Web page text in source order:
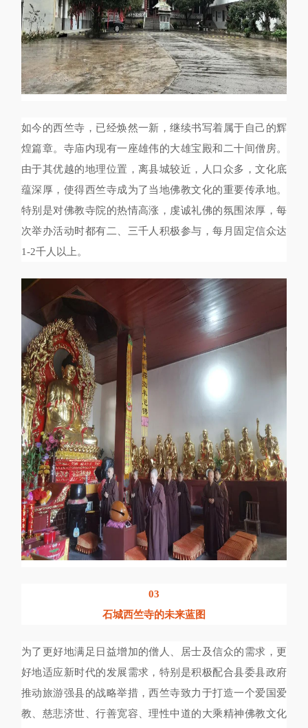
如今的西竺寺，已经焕然一新，继续书写着属于自己的辉
煌篇章。寺庙内现有一座雄伟的大雄宝殿和二十间僧房。
由于其优越的地理位置，离县城较近，人口众多，文化底
蕴深厚，使得西竺寺成为了当地佛教文化的重要传承地。
特别是对佛教寺院的热情高涨，虔诚礼佛的氛围浓厚，每
次举办活动时都有二、三千人积极参与，每月固定信众达
1-2千人以上。
03
石城西竺寺的未来蓝图
为了更好地满足日益增加的僧人、居士及信众的需求，更
好地适应新时代的发展需求，特别是积极配合县委县政府
推动旅游强县的战略举措，西竺寺致力于打造一个爱国爱
教、慈悲济世、行善宽容、理性中道的大乘精神佛教文化